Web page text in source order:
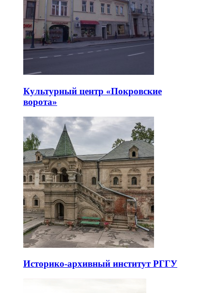
Культурный центр «Покровские
ворота»
Историко-архивный институт РГГУ